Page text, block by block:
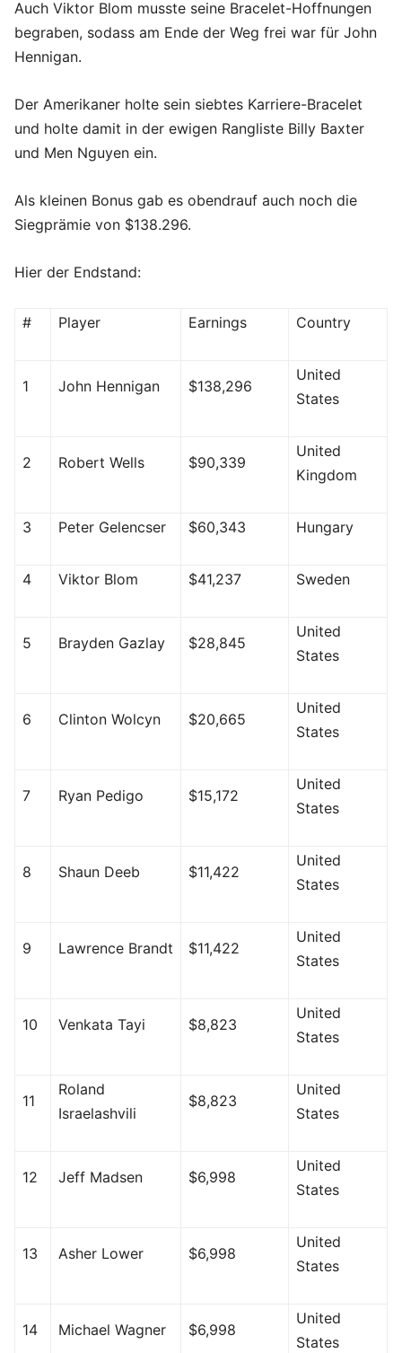
Auch Viktor Blom musste seine Bracelet-Hoffnungen
begraben, sodass am Ende der Weg frei war für John
Hennigan.
Der Amerikaner holte sein siebtes Karriere-Bracelet
und holte damit in der ewigen Rangliste Billy Baxter
und Men Nguyen ein.
Als kleinen Bonus gab es obendrauf auch noch die
Siegprämie von $138.296.
Hier der Endstand:
# Player Earnings Country
1 John Hennigan $138,296
United
States
2 Robert Wells $90,339
United
Kingdom
3 Peter Gelencser $60,343 Hungary
4 Viktor Blom $41,237 Sweden
5 Brayden Gazlay $28,845
United
States
6 Clinton Wolcyn $20,665
United
States
7 Ryan Pedigo $15,172
United
States
8 Shaun Deeb $11,422
United
States
9 Lawrence Brandt $11,422
United
States
10 Venkata Tayi $8,823
United
States
11
Roland
Israelashvili
$8,823
United
States
12 Jeff Madsen $6,998
United
States
13 Asher Lower $6,998
United
States
14 Michael Wagner $6,998
United
States